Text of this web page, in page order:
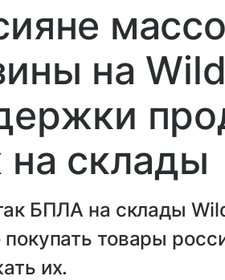
на
на склады
БПЛА на склады
товары
их.